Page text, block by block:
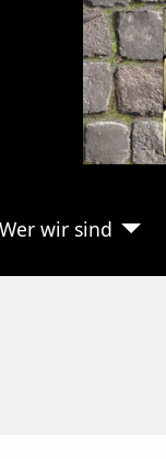
Wer wir sind